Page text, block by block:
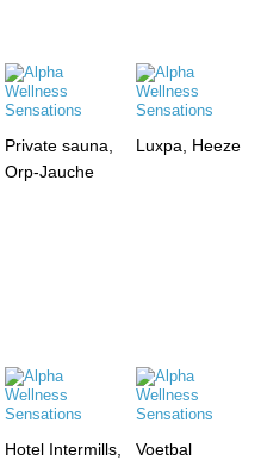
Private sauna,
Orp-Jauche
Luxpa, Heeze
Hotel Intermills,
Voetbal